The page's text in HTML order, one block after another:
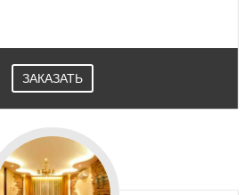
ЗАКАЗАТЬ